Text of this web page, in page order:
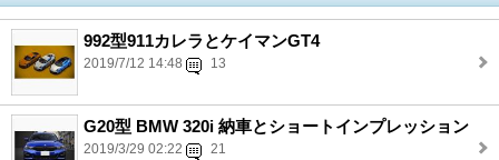
992型911カレラとケイマンGT4
2019/7/12 14:48 13
G20型 BMW 320i 納車とショートインプレッション
2019/3/29 02:22 21